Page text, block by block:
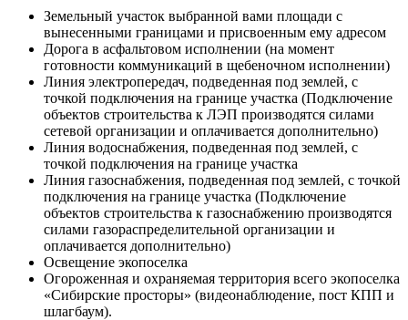
Земельный участок выбранной вами площади с
вынесенными границами и присвоенным ему адресом
Дорога в асфальтовом исполнении (на момент
готовности коммуникаций в щебеночном исполнении)
Линия электропередач, подведенная под землей, с
точкой подключения на границе участка (Подключение
объектов строительства к ЛЭП производятся силами
сетевой организации и оплачивается дополнительно)
Линия водоснабжения, подведенная под землей, с
точкой подключения на границе участка
Линия газоснабжения, подведенная под землей, с точкой
подключения на границе участка (Подключение
объектов строительства к газоснабжению производятся
силами газораспределительной организации и
оплачивается дополнительно)
Освещение экопоселка
Огороженная и охраняемая территория всего экопоселка
«Сибирские просторы» (видеонаблюдение, пост КПП и
шлагбаум).